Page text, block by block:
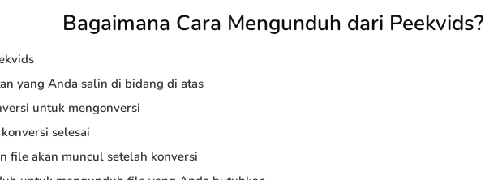
Bagaimana Cara Mengunduh dari Peekvids?
yang Anda salin di bidang di atas
untuk mengonversi
selesai
file akan muncul setelah konversi